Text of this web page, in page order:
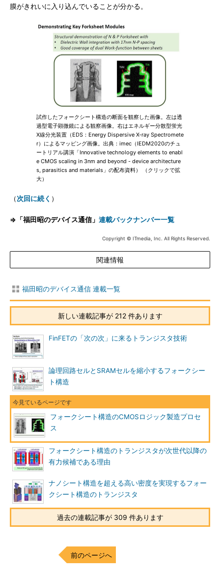
膜がきれいに入り込んでいることが分かる。
試作したフォークシート構造の断面を観察した画像。左は透
過型電子顕微鏡による観察画像。右はエネルギー分散型蛍光
X線分光装置（EDS：Energy Dispersive X-ray Spectromete
r）によるマッピング画像。出典：imec（IEDM2020のチュ
ートリアル講演「Innovative technology elements to enabl
e CMOS scaling in 3nm and beyond - device architecture
s, parasitics and materials」の配布資料） （クリックで拡
大）
（次回に続く ）
⇒「福田昭のデバイス通信」 連載バックナンバー一覧
Copyright © ITmedia, Inc. All Rights Reserved.
関連情報
福田昭のデバイス通信 連載一覧
新しい連載記事が 212 件あります
FinFETの「次の次」に来るトランジスタ技術
論理回路セルとSRAMセルを縮小するフォークシー
ト構造
フォークシート構造のCMOSロジック製造プロセ
ス
フォークシート構造のトランジスタが次世代以降の
有力候補である理由
ナノシート構造を超える高い密度を実現するフォー
クシート構造のトランジスタ
過去の連載記事が 309 件あります
前のページへ